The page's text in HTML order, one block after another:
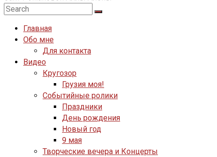
Главная
Обо мне
Для контакта
Видео
Кругозор
Грузия моя!
Событийные ролики
Праздники
День рождения
Новый год
9 мая
Творческие вечера и Концерты